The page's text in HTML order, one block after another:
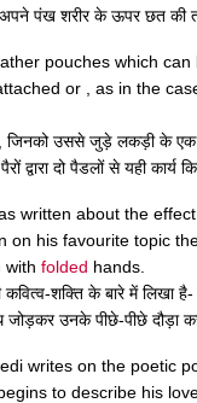
पंख शरीर के ऊपर छत की
pouches which
or , as in the
उससे जुड़े लकड़ी के एक
द्वारा दो पैडलों से यही कार्य
written about the
on his favourite topic
with folded hands.
कवित्व-शक्ति के बारे में
जोड़कर उनके पीछे-पीछे दौड़ा
writes on the poetic
to describe his